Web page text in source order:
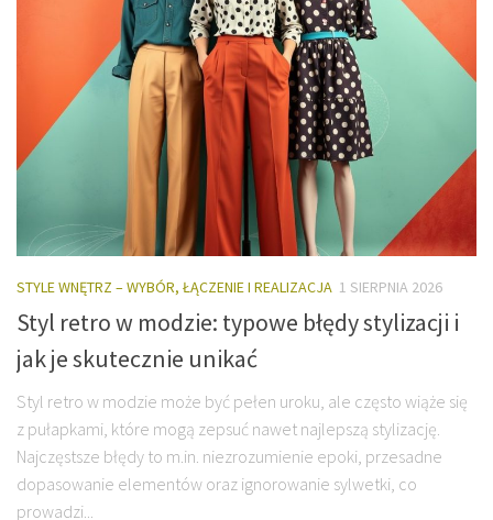
STYLE WNĘTRZ – WYBÓR, ŁĄCZENIE I REALIZACJA 1 SIERPNIA 2026
Styl retro w modzie: typowe błędy stylizacji i
jak je skutecznie unikać
Styl retro w modzie może być pełen uroku, ale często wiąże się
z pułapkami, które mogą zepsuć nawet najlepszą stylizację.
Najczęstsze błędy to m.in. niezrozumienie epoki, przesadne
dopasowanie elementów oraz ignorowanie sylwetki, co
prowadzi...